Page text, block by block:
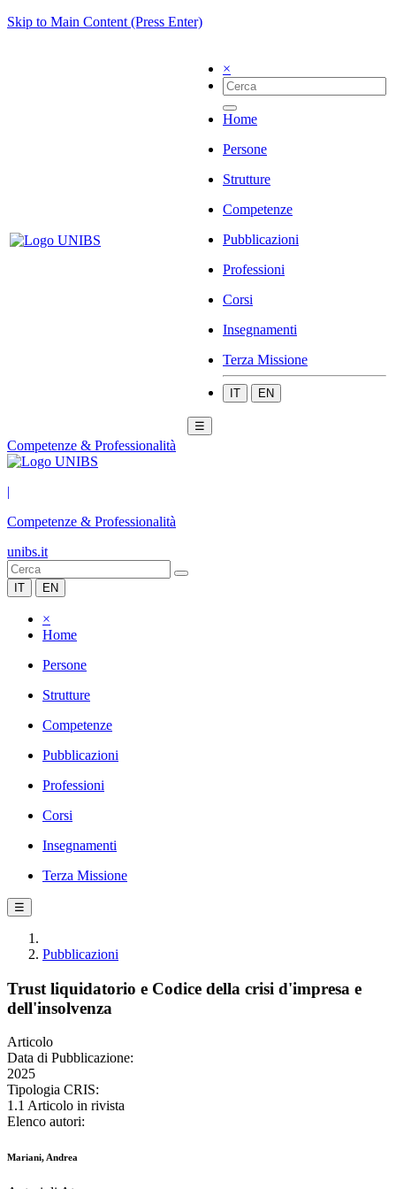
Skip to Main Content (Press Enter)
×
Home
Persone
Strutture
Competenze
Pubblicazioni
Professioni
Corsi
Insegnamenti
Terza Missione
IT EN
☰
Competenze & Professionalità
|
Competenze & Professionalità
unibs.it
IT EN
×
Home
Persone
Strutture
Competenze
Pubblicazioni
Professioni
Corsi
Insegnamenti
Terza Missione
☰
Pubblicazioni
Trust liquidatorio e Codice della crisi d'impresa e
dell'insolvenza
Articolo
Data di Pubblicazione:
2025
Tipologia CRIS:
1.1 Articolo in rivista
Elenco autori:
Mariani, Andrea